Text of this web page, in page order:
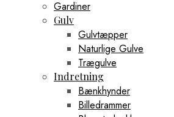
Gardiner
Gulv
Gulvtæpper
Naturlige Gulve
Trægulve
Indretning
Bænkhynder
Billedrammer